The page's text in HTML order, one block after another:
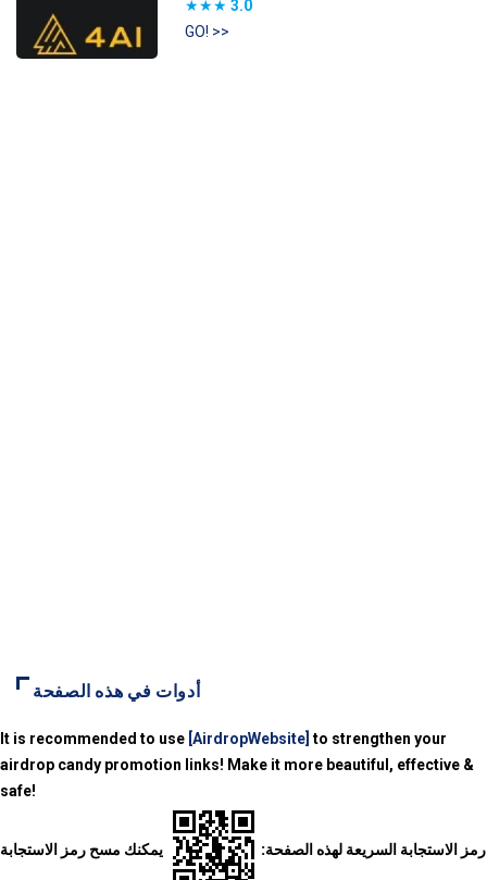
★★★ 3.0
GO! >>
أدوات في هذه الصفحة
It is recommended to use [AirdropWebsite] to strengthen your
airdrop candy promotion links! Make it more beautiful, effective &
safe!
رمز الاستجابة السريعة لهذه الصفحة: يمكنك مسح رمز الاستجابة